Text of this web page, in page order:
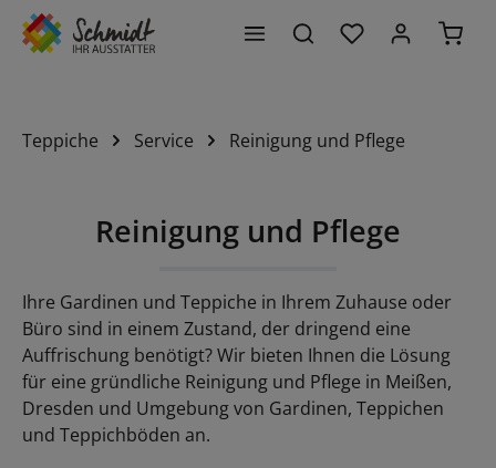
springen Du hast 0
Teppiche Service Reinigung und Pflege
Reinigung und Pflege
Ihre Gardinen und Teppiche in Ihrem Zuhause oder
Büro sind in einem Zustand, der dringend eine
Auffrischung benötigt? Wir bieten Ihnen die Lösung
für eine gründliche Reinigung und Pflege in Meißen,
Dresden und Umgebung von Gardinen, Teppichen
und Teppichböden an.